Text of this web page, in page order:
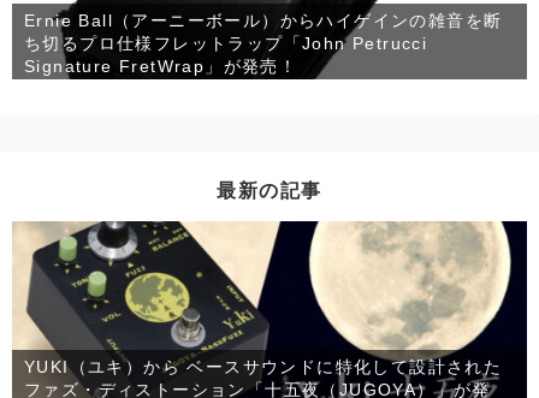
Ernie Ball（アーニーボール）からハイゲインの雑音を断
ち切るプロ仕様フレットラップ「John Petrucci
Signature FretWrap」が発売！
最新の記事
YUKI（ユキ）から ベースサウンドに特化して設計された
ファズ・ディストーション「十五夜（JUGOYA）」が発